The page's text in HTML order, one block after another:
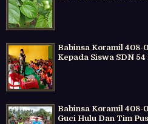
Babinsa Koramil 408-
Kepada Siswa SDN 54
Babinsa Koramil 408-
Guci Hulu Dan Tim